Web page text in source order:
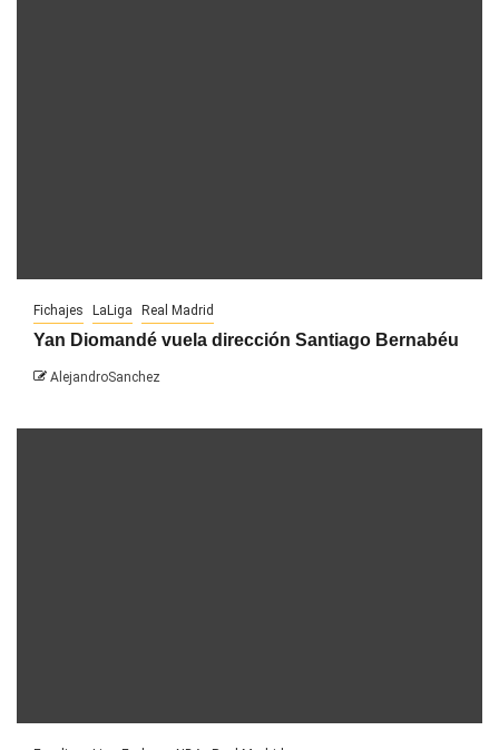
Fichajes LaLiga Real Madrid
Yan Diomandé vuela dirección Santiago Bernabéu
AlejandroSanchez